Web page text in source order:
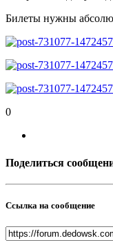
Билеты нужны
0
Поделиться
Ссылка на сообщение